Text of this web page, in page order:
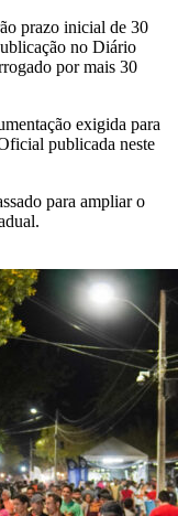
prazo inicial de 30
no Diário
por mais 30
exigida para
publicada neste
para ampliar o